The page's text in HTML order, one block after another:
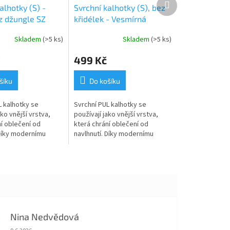
(S) -
džungle SZ
Skladem(>5 ks)
kalhotky se
vnější vrstva,
oblečení od
modernímu
Svrchní kalhotky (S), bez
křidélek - Vesmírná
Skladem (>5 ks)
499 Kč
Do košíku
Svrchní PUL kalhotky se
používají jako vnější vrstva,
která chrání oblečení od
navlhnutí. Díky modernímu
produkt
Nina Nedvědová
Hodnocení obchodu je 5 z 5 hvězdiček.